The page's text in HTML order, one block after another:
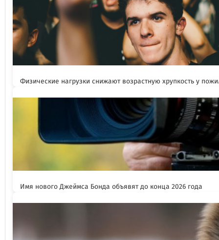
Физические нагрузки снижают возрастную хрупкость у
Имя нового Джеймса Бонда объявят до конца 2026 года